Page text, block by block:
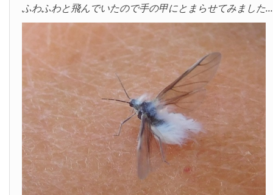
ふわふわと飛んでいたので手の甲にとまらせてみました…